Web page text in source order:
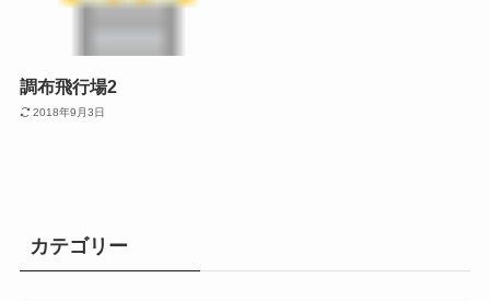
調布飛行場2
2018年9月3日
カテゴリー